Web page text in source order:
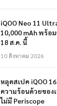
iQOO Neo 11
10,000 mAh พร้อ
18 ส.ค. นี้
10 สิงหาคม 2026
หลุดสเปค iQOO
ความร้อนด้วยของ
ไม่มี Periscope